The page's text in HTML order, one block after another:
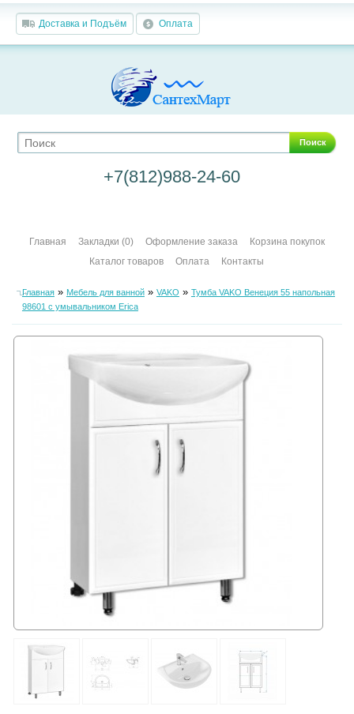
Доставка и Подъём Оплата
Поиск
+7(812)988-24-60
Главная Закладки (0) Оформление заказа
Корзина покупок
Каталог товаров
Оплата Контакты
Главная» Мебель для ванной» VAKO » Тумба VAKO Венеция 55 напольная
98601 с умывальником Erica